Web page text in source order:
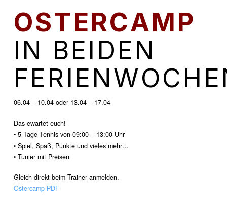
OSTERCAMP
IN BEIDEN
06.04 – 10.04 oder 13.04 – 17.04
Das ewartet euch!
• 5 Tage Tennis von 09:00 – 13:00 Uhr
• Spiel, Spaß, Punkte und vieles mehr…
• Tunier mit Preisen
Gleich direkt beim Trainer anmelden.
Ostercamp PDF